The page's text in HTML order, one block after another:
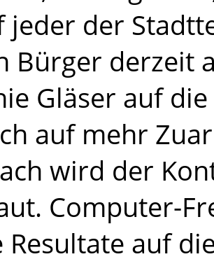
jeder der
Bürger derzeit
Gläser auf
auf mehr
wird der
Computer-
Resultate auf